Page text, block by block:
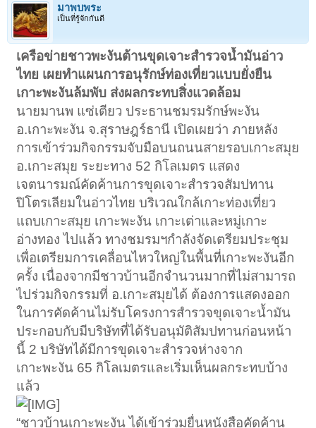
มาพบพระ
เป็นที่รู้จักกันดี
เครือข่ายชาวพะงันต้านขุดเจาะสำรวจน้ำมันอ่าว
ไทย เผยทำแผนการอนุรักษ์ท่องเที่ยวแบบยั่งยืน
เกาะพะงันล้มพับ ส่งผลกระทบสิ่งแวดล้อม
นายมานพ แซ่เตียว ประธานชมรมรักษ์พะงัน
อ.เกาะพะงัน จ.สุราษฎร์ธานี เปิดเผยว่า ภายหลัง
การเข้าร่วมกิจกรรมจับมือบนถนนสายรอบเกาะสมุย
อ.เกาะสมุย ระยะทาง 52 กิโลเมตร แสดง
เจตนารมณ์คัดค้านการขุดเจาะสำรวจสัมปทาน
ปิโตรเลียมในอ่าวไทย บริเวณใกล้เกาะท่องเที่ยว
แถบเกาะสมุย เกาะพะงัน เกาะเต่าและหมู่เกาะ
อ่างทอง ไปแล้ว ทางชมรมฯกำลังจัดเตรียมประชุม
เพื่อเตรียมการเคลื่อนไหวใหญ่ในพื้นที่เกาะพะงันอีก
ครั้ง เนื่องจากมีชาวบ้านอีกจำนวนมากที่ไม่สามารถ
ไปร่วมกิจกรรมที่ อ.เกาะสมุยได้ ต้องการแสดงออก
ในการคัดค้านไม่รับโครงการสำรวจขุดเจาะน้ำมัน
ประกอบกับมีบริษัทที่ได้รับอนุมัติสัมปทานก่อนหน้า
นี้ 2 บริษัทได้มีการขุดเจาะสำรวจห่างจาก
เกาะพะงัน 65 กิโลเมตรและเริ่มเห็นผลกระทบบ้าง
แล้ว
“ชาวบ้านเกาะพะงัน ได้เข้าร่วมยื่นหนังสือคัดค้าน